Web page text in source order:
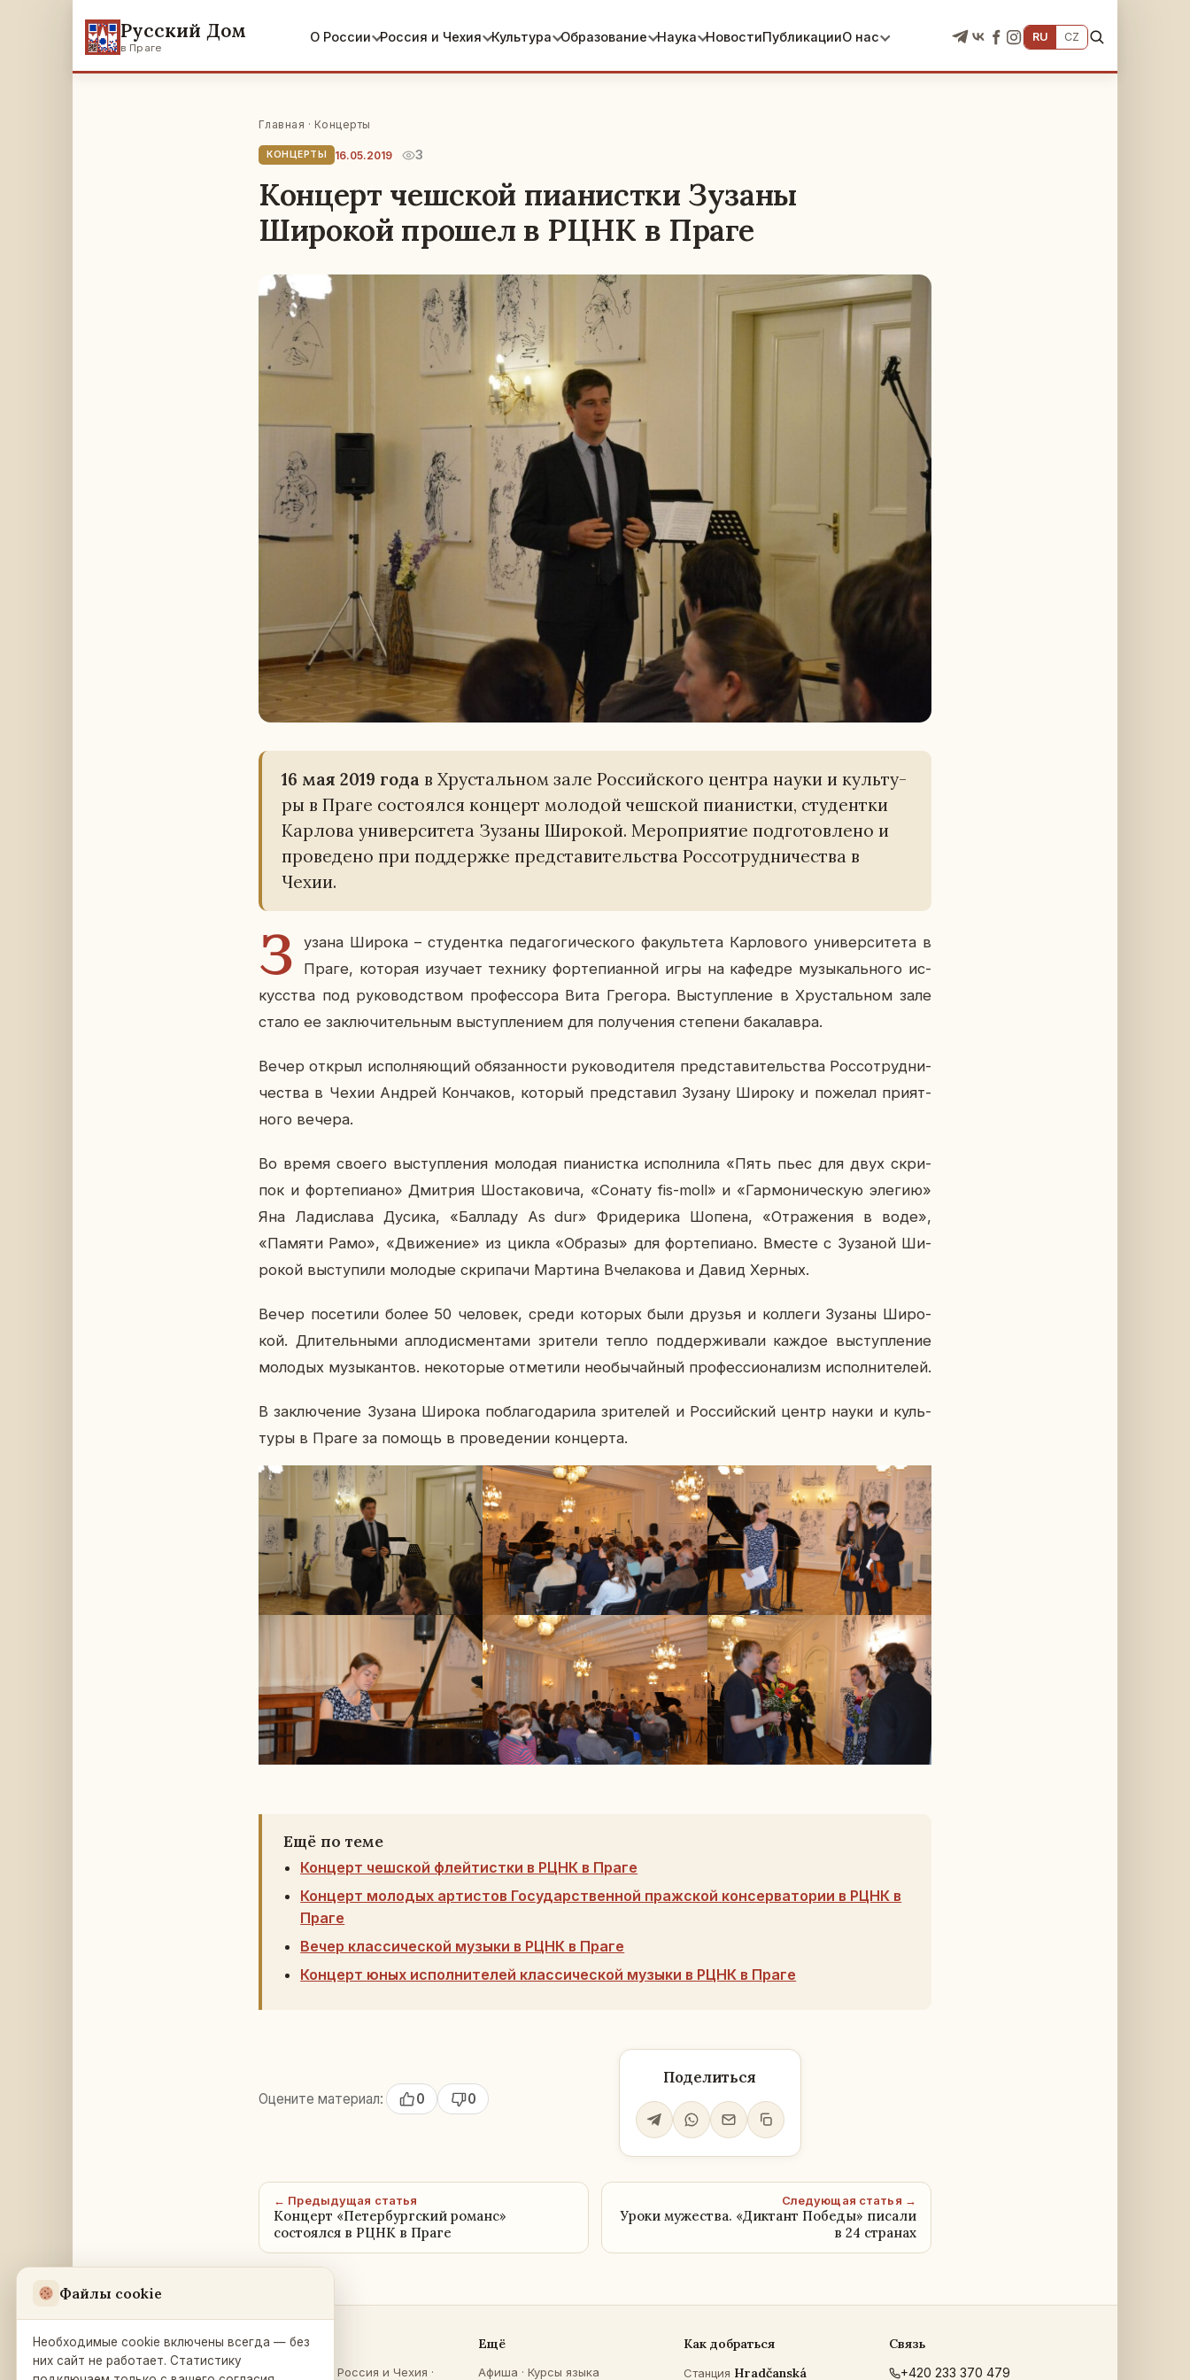
Русский Дом
в Праге
О России Россия и Чехия Культура Образование Наука НовостиПубликацииО нас RU CZ
Главная · Концерты
КОНЦЕРТЫ 16.05.2019 3
Концерт чешской пианистки Зузаны
Широкой прошел в РЦНК в Праге
16 мая 2019 года в Хру­сталь­ном зале Рос­сий­ско­го центра науки и куль­ту­
ры в Праге со­сто­ял­ся кон­церт мо­ло­дой чеш­ской пи­а­нист­ки, сту­дент­ки
Кар­ло­ва уни­вер­си­те­та Зузаны Ши­ро­кой. Ме­ро­при­я­тие под­го­тов­ле­но и
про­ве­де­но при под­держ­ке пред­ста­ви­тель­ства Рос­со­труд­ни­че­ства в
Чехии.
З
узана Широка – сту­дент­ка пе­да­го­ги­че­ско­го фа­куль­те­та Кар­ло­во­го уни­вер­си­те­та в
Праге, ко­то­рая изу­ча­ет тех­ни­ку фор­те­пи­ан­ной игры на ка­фед­ре му­зы­каль­но­го ис­
кус­ства под ру­ко­вод­ством про­фес­со­ра Вита Гре­го­ра. Вы­ступ­ле­ние в Хру­сталь­ном зале
стало ее за­клю­чи­тель­ным вы­ступ­ле­ни­ем для по­лу­че­ния сте­пе­ни ба­ка­лав­ра.
Вечер открыл ис­пол­ня­ю­щий обя­зан­но­сти ру­ко­во­ди­те­ля пред­ста­ви­тель­ства Рос­со­труд­ни­
че­ства в Чехии Андрей Кон­ча­ков, ко­то­рый пред­ста­вил Зузану Широку и по­же­лал при­ят­
но­го вечера.
Во время своего вы­ступ­ле­ния мо­ло­дая пи­а­нист­ка ис­пол­ни­ла «Пять пьес для двух скри­
пок и фор­те­пи­а­но» Дмит­рия Шо­ста­ко­ви­ча, «Cонату fis-moll» и «Гар­мо­ни­че­скую элегию»
Яна Ла­ди­сла­ва Дусика, «Бал­ла­ду As dur» Фри­де­ри­ка Шопена, «От­ра­же­ния в воде»,
«Памяти Рамо», «Дви­же­ние» из цикла «Образы» для фор­те­пи­а­но. Вместе с Зу­з­а­ной Ши­
ро­кой вы­сту­пи­ли мо­ло­дые скри­па­чи Мар­ти­на Вче­ла­ко­ва и Давид Херных.
Вечер по­се­ти­ли более 50 че­ло­век, среди ко­то­рых были друзья и кол­ле­ги Зузаны Ши­ро­
кой. Дли­тель­ны­ми ап­ло­дис­мен­та­ми зри­те­ли тепло под­дер­жи­ва­ли каждое вы­ступ­ле­ние
мо­ло­дых му­зы­кан­тов. неко­то­рые от­ме­ти­ли необы­чай­ный про­фес­си­о­на­лизм ис­пол­ни­те­лей.
В за­клю­че­ние Зузана Широка по­бла­го­да­ри­ла зри­те­лей и Рос­сий­ский центр науки и куль­
ту­ры в Праге за помощь в про­ве­де­нии кон­цер­та.
Ещё по теме
Концерт чешской флейтистки в РЦНК в Праге
Концерт молодых артистов Государственной пражской консерватории в РЦНК в
Праге
Вечер классической музыки в РЦНК в Праге
Концерт юных исполнителей классической музыки в РЦНК в Праге
Оцените материал: 0 0
Поделиться
← Предыдущая статья
Концерт «Петербургский романс»
состоялся в РЦНК в Праге
Следующая статья →
Уроки мужества. «Диктант Победы» писали
в 24 странах
Русский Дом
в Праге
Разделы
Россия и Чехия ·
Ещё
Афиша · Курсы языка
Как добраться
Станция Hradčanská
Связь
+420 233 370 479
Файлы cookie
Необходимые cookie включены всегда — без
них сайт не работает. Статистику